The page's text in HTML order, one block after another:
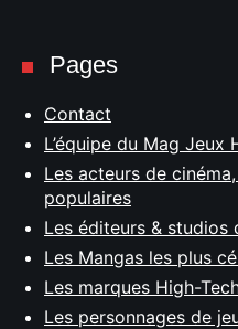
Pages
Contact
L’équipe du Mag Jeux
Les acteurs de
populaires
Les éditeurs & studios
Les Mangas les plus
Les marques High-
Les personnages de